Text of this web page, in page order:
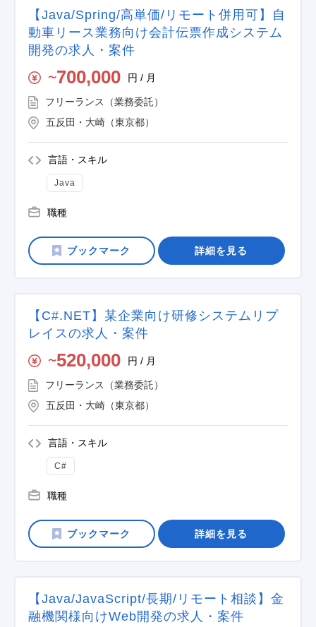
【Java/Spring/高単価/リモート併用可】自
動車リース業務向け会計伝票作成システム
開発の求人・案件
〜700,000 円 / 月
フリーランス（業務委託）
五反田・大崎（東京都）
言語・スキル
Java
職種
詳細を見る
【C#.NET】某企業向け研修システムリプ
レイスの求人・案件
〜520,000 円 / 月
フリーランス（業務委託）
五反田・大崎（東京都）
言語・スキル
C#
職種
詳細を見る
【Java/JavaScript/長期/リモート相談】金
融機関様向けWeb開発の求人・案件